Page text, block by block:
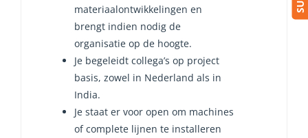
materiaalontwikkelingen en
brengt indien nodig de
organisatie op de hoogte.
Je begeleidt collega’s op project
basis, zowel in Nederland als in
India.
Je staat er voor open om machines
of complete lijnen te installeren